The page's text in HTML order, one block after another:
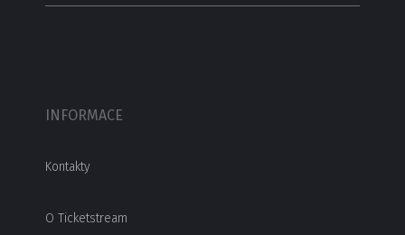
INFORMACE
Kontakty
O Ticketstream